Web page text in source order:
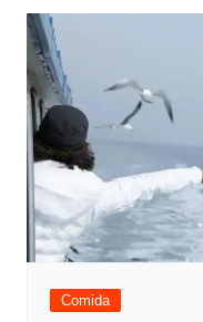
Comida